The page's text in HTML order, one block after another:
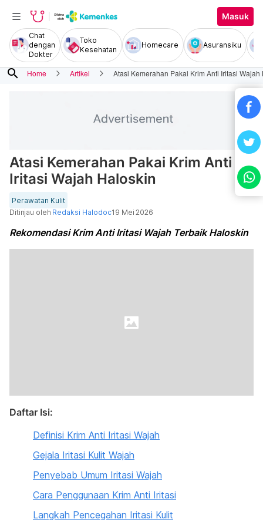
Masuk
Chat
dengan
Dokter
Toko
Kesehatan
Homecare Asuransiku
search Home Artikel Atasi Kemerahan Pakai Krim Anti Iritasi Wajah
Atasi Kemerahan Pakai Krim Anti
Iritasi Wajah Haloskin
Perawatan Kulit
Ditinjau oleh Redaksi Halodoc19 Mei 2026
Rekomendasi Krim Anti Iritasi Wajah Terbaik Haloskin
Daftar Isi:
Definisi Krim Anti Iritasi Wajah
Gejala Iritasi Kulit Wajah
Penyebab Umum Iritasi Wajah
Cara Penggunaan Krim Anti Iritasi
Langkah Pencegahan Iritasi Kulit